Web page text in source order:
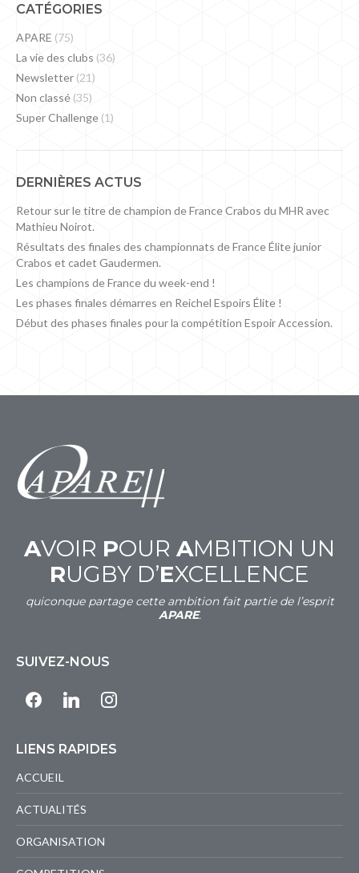
CATÉGORIES
APARE (75)
La vie des clubs (36)
Newsletter (21)
Non classé (35)
Super Challenge (1)
DERNIÈRES ACTUS
Retour sur le titre de champion de France Crabos du MHR avec
Mathieu Noirot.
Résultats des finales des championnats de France Élite junior
Crabos et cadet Gaudermen.
Les champions de France du week-end !
Les phases finales démarres en Reichel Espoirs Élite !
Début des phases finales pour la compétition Espoir Accession.
AVOIR POUR AMBITION UN
RUGBY D’EXCELLENCE
quiconque partage cette ambition fait partie de l’esprit
APARE.
SUIVEZ-NOUS
facebooklinkedin instagram
LIENS RAPIDES
ACCUEIL
ACTUALITÉS
ORGANISATION